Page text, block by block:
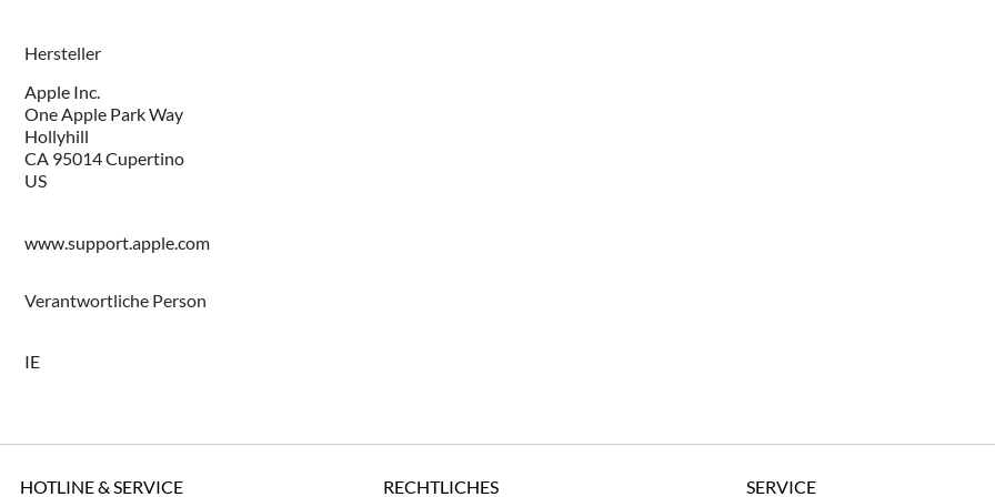
Hersteller
Apple Inc.
One Apple Park Way
Hollyhill
CA 95014 Cupertino
US
www.support.apple.com
Verantwortliche Person
IE
HOTLINE & SERVICE RECHTLICHES SERVICE